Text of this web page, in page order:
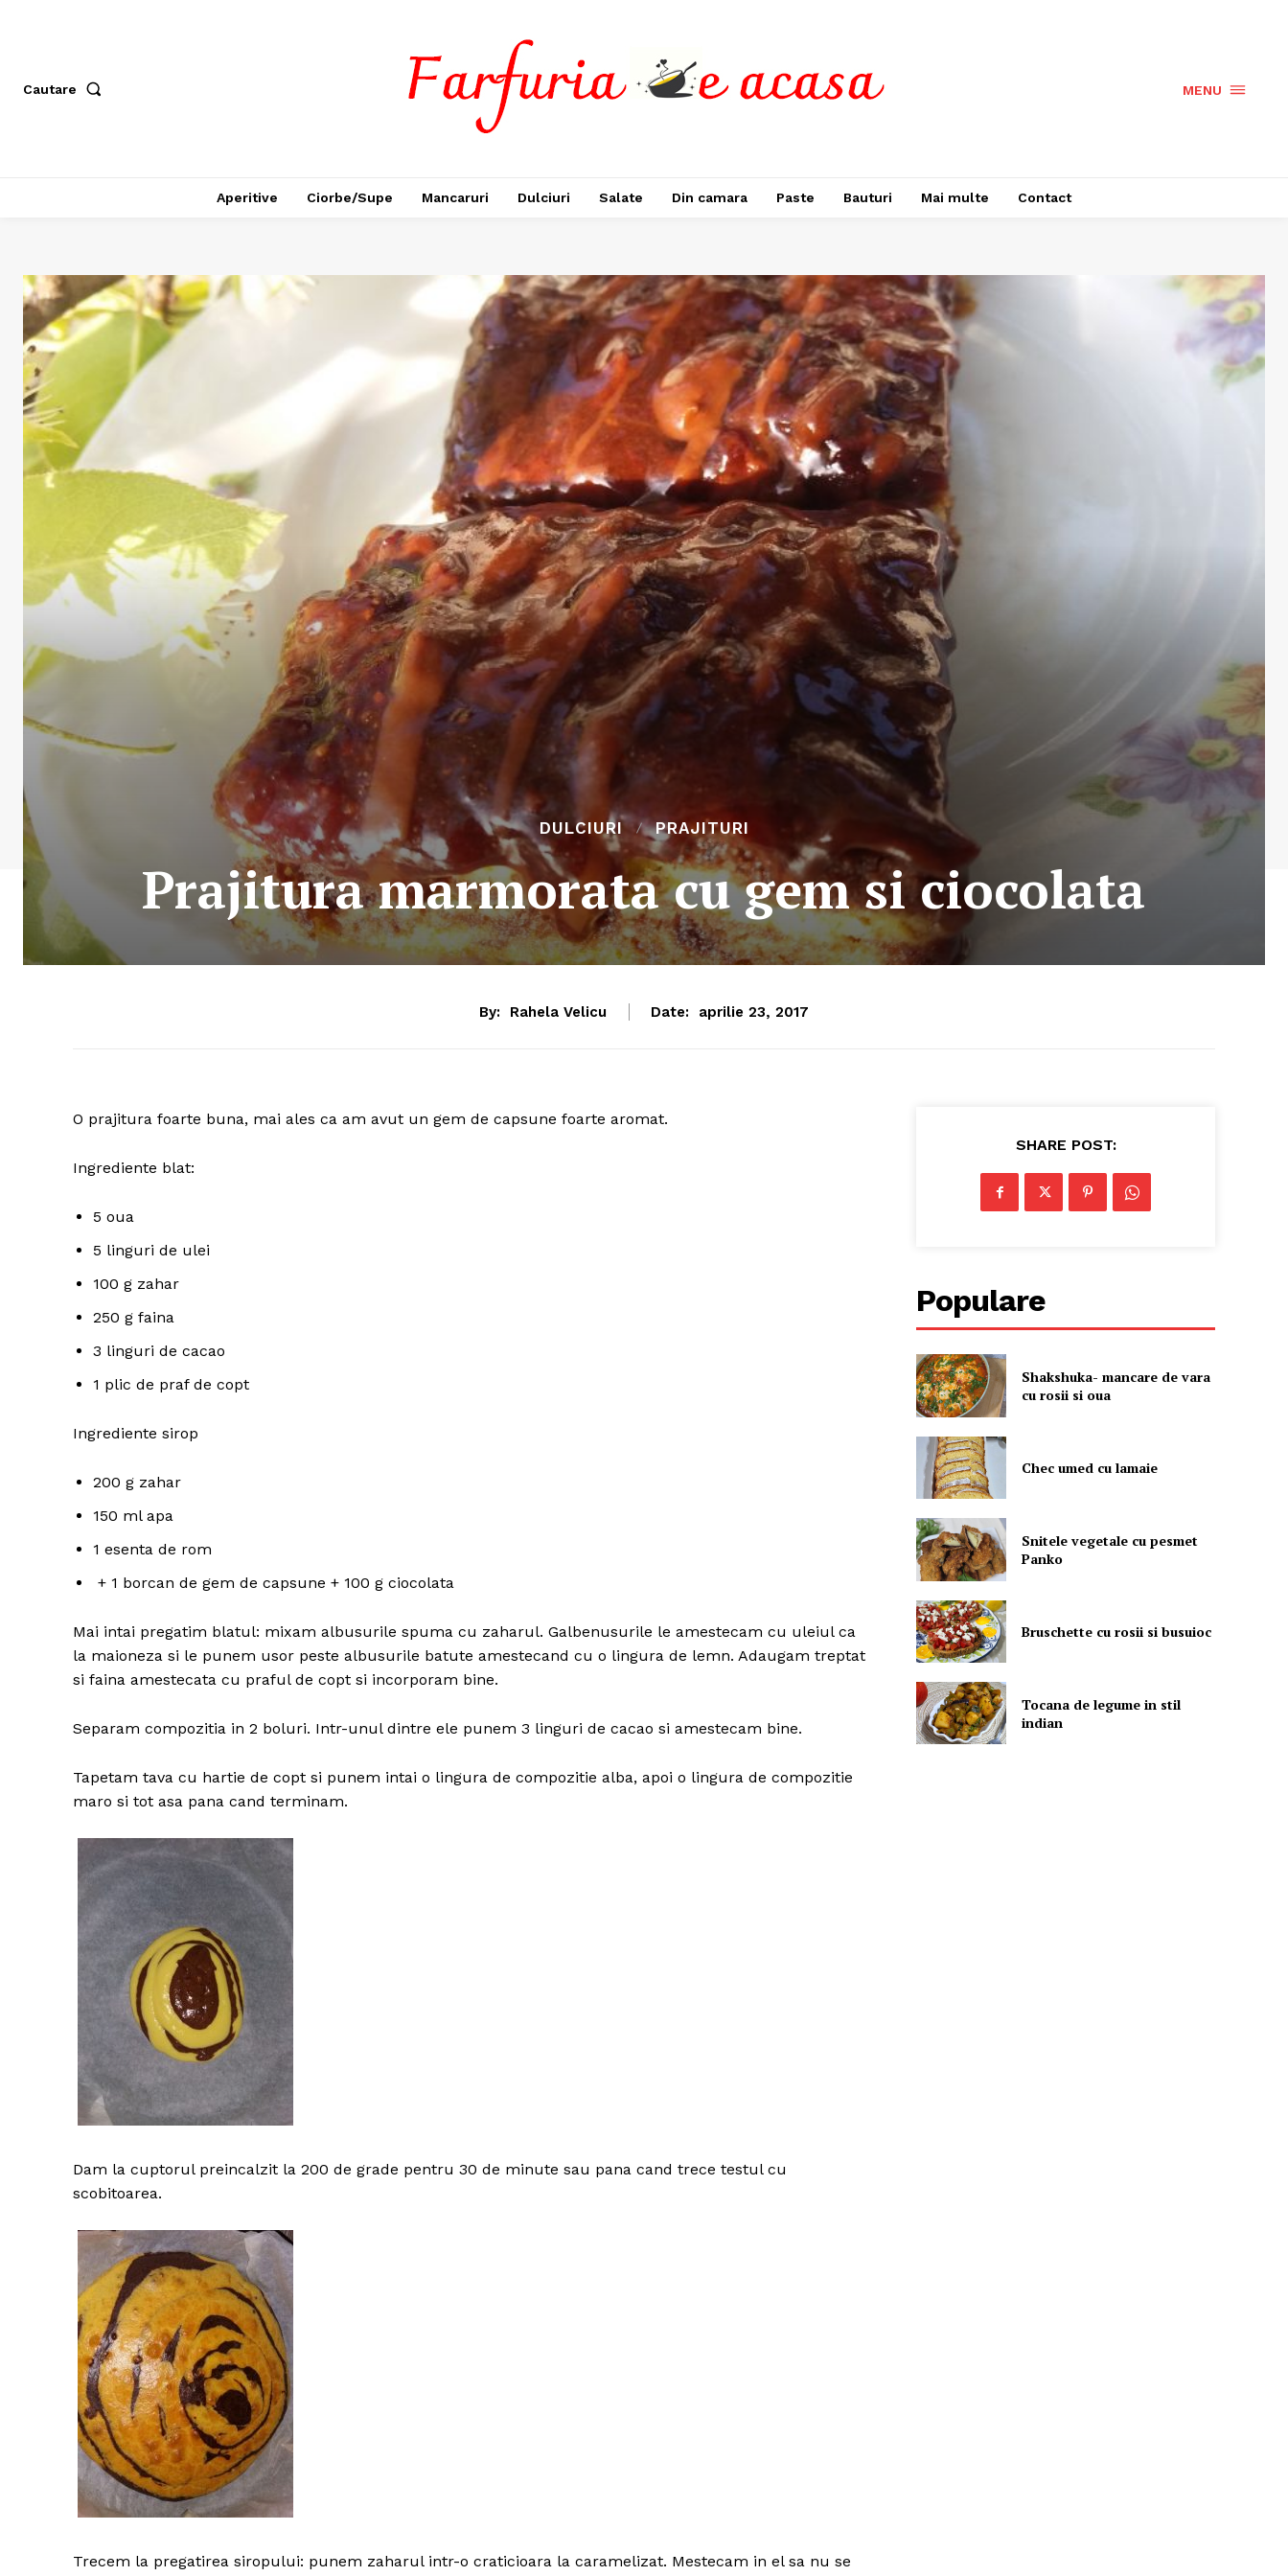
Cautare MENU
Aperitive Ciorbe/Supe Mancaruri Dulciuri Salate Din camara Paste Bauturi Mai multe Contact
DULCIURI PRAJITURI
Prajitura marmorata cu gem si ciocolata
By: Rahela Velicu Date: aprilie 23, 2017
O prajitura foarte buna, mai ales ca am avut un gem de capsune foarte aromat.
Ingrediente blat:
5 oua
5 linguri de ulei
100 g zahar
250 g faina
3 linguri de cacao
1 plic de praf de copt
Ingrediente sirop
200 g zahar
150 ml apa
1 esenta de rom
+ 1 borcan de gem de capsune + 100 g ciocolata
Mai intai pregatim blatul: mixam albusurile spuma cu zaharul. Galbenusurile le amestecam cu uleiul ca
la maioneza si le punem usor peste albusurile batute amestecand cu o lingura de lemn. Adaugam treptat
si faina amestecata cu praful de copt si incorporam bine.
Separam compozitia in 2 boluri. Intr-unul dintre ele punem 3 linguri de cacao si amestecam bine.
Tapetam tava cu hartie de copt si punem intai o lingura de compozitie alba, apoi o lingura de compozitie
maro si tot asa pana cand terminam.
Dam la cuptorul preincalzit la 200 de grade pentru 30 de minute sau pana cand trece testul cu
scobitoarea.
Trecem la pregatirea siropului: punem zaharul intr-o craticioara la caramelizat. Mestecam in el sa nu se
SHARE POST:
Populare
Shakshuka- mancare de vara
cu rosii si oua
Chec umed cu lamaie
Snitele vegetale cu pesmet
Panko
Bruschette cu rosii si busuioc
Tocana de legume in stil
indian